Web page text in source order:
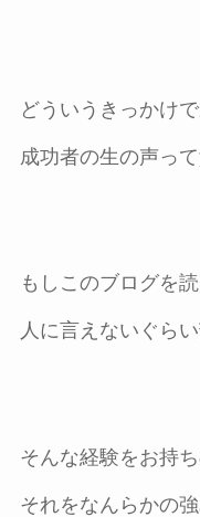
どういうきっかけ
成功者の生の声って
もしこのブログを
人に言えないぐら
そんな経験をお持
それをなんらかの